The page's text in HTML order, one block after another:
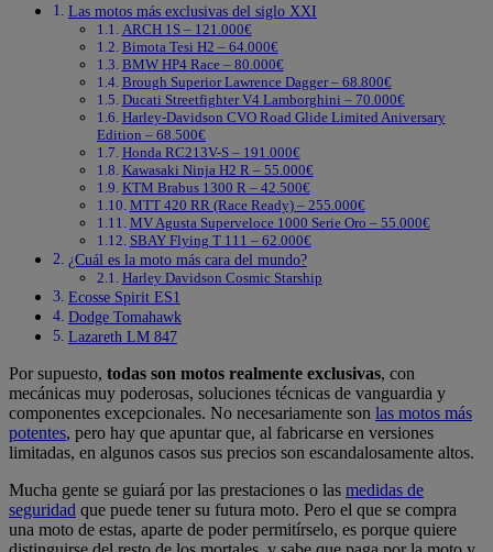
Las motos más exclusivas del siglo XXI
ARCH 1S – 121.000€
Bimota Tesi H2 – 64.000€
BMW HP4 Race – 80.000€
Brough Superior Lawrence Dagger – 68.800€
Ducati Streetfighter V4 Lamborghini – 70.000€
Harley-Davidson CVO Road Glide Limited Aniversary
Edition – 68.500€
Honda RC213V-S – 191.000€
Kawasaki Ninja H2 R – 55.000€
KTM Brabus 1300 R – 42.500€
MTT 420 RR (Race Ready) – 255.000€
MV Agusta Superveloce 1000 Serie Oro – 55.000€
SBAY Flying T 111 – 62.000€
¿Cuál es la moto más cara del mundo?
Harley Davidson Cosmic Starship
Ecosse Spirit ES1
Dodge Tomahawk
Lazareth LM 847
Por supuesto, todas son motos realmente exclusivas, con
mecánicas muy poderosas, soluciones técnicas de vanguardia y
componentes excepcionales. No necesariamente son las motos más
potentes, pero hay que apuntar que, al fabricarse en versiones
limitadas, en algunos casos sus precios son escandalosamente altos.
Mucha gente se guiará por las prestaciones o las medidas de
seguridad que puede tener su futura moto. Pero el que se compra
una moto de estas, aparte de poder permitírselo, es porque quiere